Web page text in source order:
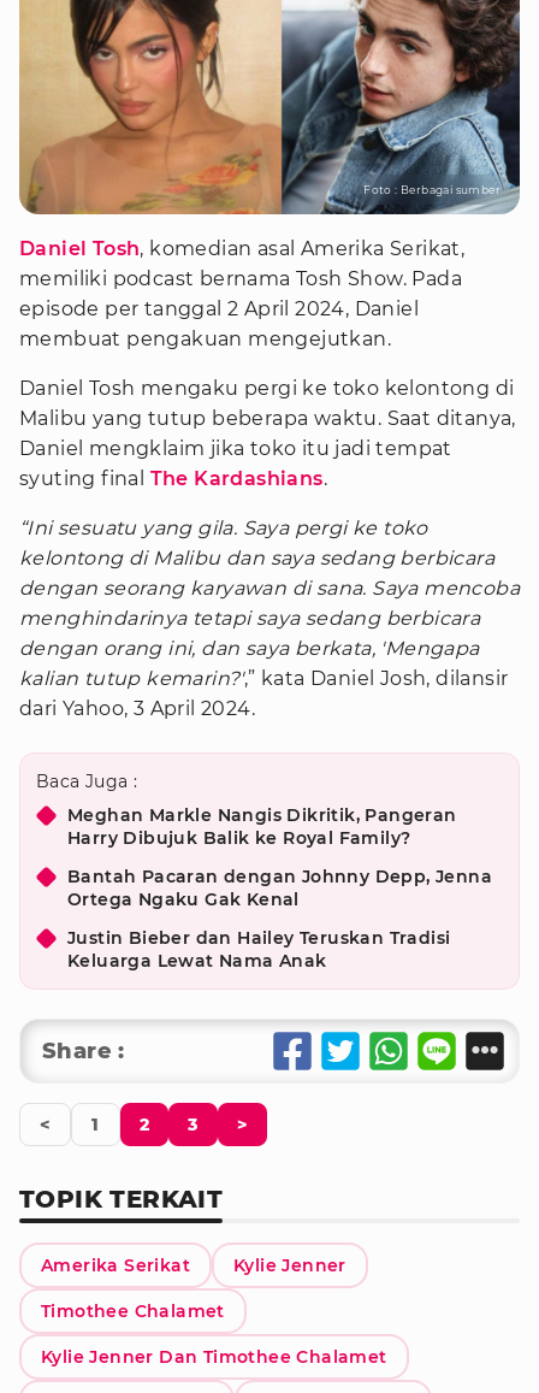
Foto : Berbagai sumber
Daniel Tosh, komedian asal Amerika Serikat,
memiliki podcast bernama Tosh Show. Pada
episode per tanggal 2 April 2024, Daniel
membuat pengakuan mengejutkan.
Daniel Tosh mengaku pergi ke toko kelontong di
Malibu yang tutup beberapa waktu. Saat ditanya,
Daniel mengklaim jika toko itu jadi tempat
syuting final The Kardashians.
“Ini sesuatu yang gila. Saya pergi ke toko
kelontong di Malibu dan saya sedang berbicara
dengan seorang karyawan di sana. Saya mencoba
menghindarinya tetapi saya sedang berbicara
dengan orang ini, dan saya berkata, 'Mengapa
kalian tutup kemarin?',” kata Daniel Josh, dilansir
dari Yahoo, 3 April 2024.
Baca Juga :
Meghan Markle Nangis Dikritik, Pangeran
Harry Dibujuk Balik ke Royal Family?
Bantah Pacaran dengan Johnny Depp, Jenna
Ortega Ngaku Gak Kenal
Justin Bieber dan Hailey Teruskan Tradisi
Keluarga Lewat Nama Anak
Share :
< 1 2 3 >
TOPIK TERKAIT
Amerika Serikat Kylie Jenner
Timothee Chalamet
Kylie Jenner Dan Timothee Chalamet